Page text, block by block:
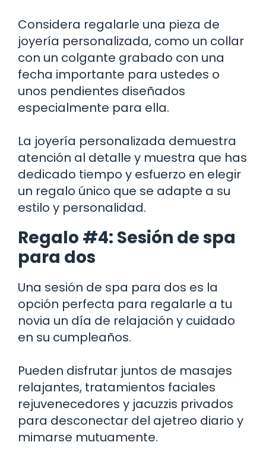
Considera regalarle una pieza de
joyería personalizada, como un collar
con un colgante grabado con una
fecha importante para ustedes o
unos pendientes diseñados
especialmente para ella.
La joyería personalizada demuestra
atención al detalle y muestra que has
dedicado tiempo y esfuerzo en elegir
un regalo único que se adapte a su
estilo y personalidad.
Regalo #4: Sesión de spa
para dos
Una sesión de spa para dos es la
opción perfecta para regalarle a tu
novia un día de relajación y cuidado
en su cumpleaños.
Pueden disfrutar juntos de masajes
relajantes, tratamientos faciales
rejuvenecedores y jacuzzis privados
para desconectar del ajetreo diario y
mimarse mutuamente.